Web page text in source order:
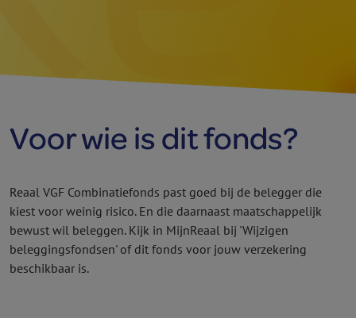
Voor wie is dit fonds?
Reaal VGF Combinatie­fonds past goed bij de belegger die
kiest voor weinig risico. En die daarnaast maatschappelijk
bewust wil beleggen. Kijk in MijnReaal bij 'Wijzigen
beleggings­fondsen' of dit fonds voor jouw verzekering
beschikbaar is.